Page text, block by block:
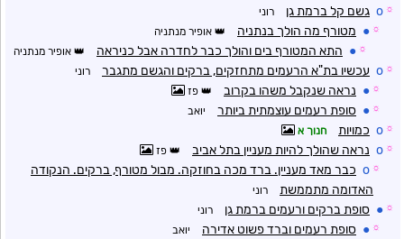
☼
o גשם קל ברמת גן רוני
☼
● מטורף מה הולך בנתניה אופיר מנתניה
☼
● התא המטורף בים והולך כבר לחדרה אבל כניראה אופיר מנתניה
☼
o עכשיו בת"א הרעמים מתחזקים, ברקים והגשם מתגבר רוני
☼
● נראה שנקבל משהו בקרוב פז
☼
● סופת רעמים עוצמתית ביותר יואב
☼
o כמויות חנוך א
☼
o נראה שהולך להיות מעניין בתל אביב פז
☼
o כבר מאד מעניין. ברד מכה בחוזקה. מבול מטורף, ברקים. הנקודה
האדומה מתממשת
רוני
☼
● סופת ברקים ורעמים ברמת גן רוני
☼
● סופת רעמים וברד פשוט אדירה יואב